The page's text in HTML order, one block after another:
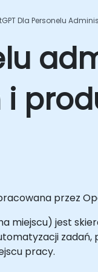
Dla Personelu
przez
miejscu) jest
zadań,
pracy.